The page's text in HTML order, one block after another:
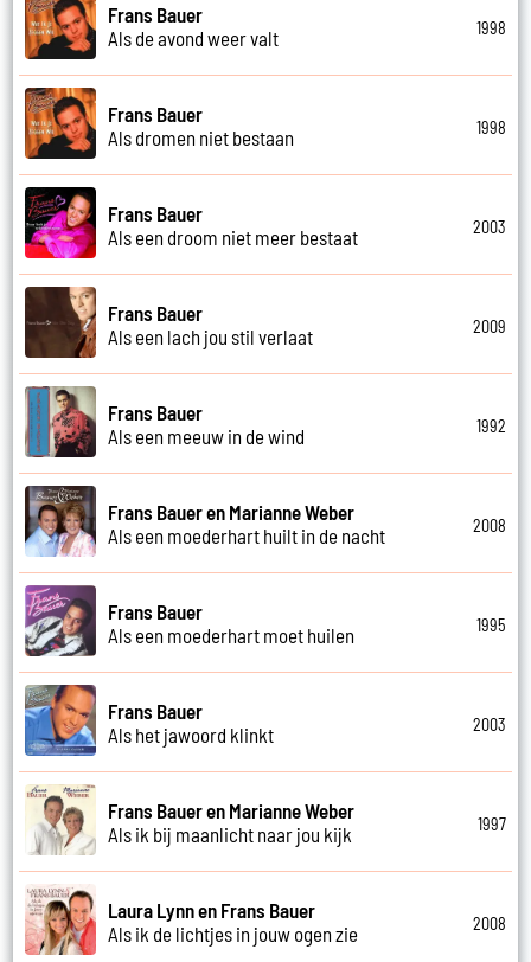
Frans Bauer
Als de avond weer valt
1998
Frans Bauer
Als dromen niet bestaan
1998
Frans Bauer
Als een droom niet meer bestaat
2003
Frans Bauer
Als een lach jou stil verlaat
2009
Frans Bauer
Als een meeuw in de wind
1992
Frans Bauer en Marianne Weber
Als een moederhart huilt in de nacht
2008
Frans Bauer
Als een moederhart moet huilen
1995
Frans Bauer
Als het jawoord klinkt
2003
Frans Bauer en Marianne Weber
Als ik bij maanlicht naar jou kijk
1997
Laura Lynn en Frans Bauer
Als ik de lichtjes in jouw ogen zie
2008